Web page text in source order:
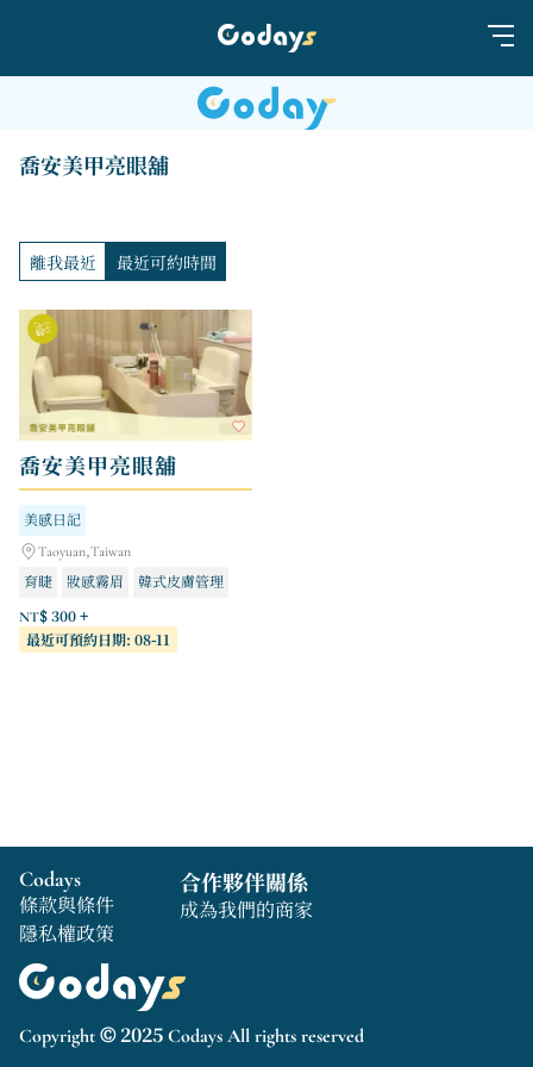
喬安美甲亮眼舖
離我最近 最近可約時間
喬安美甲亮眼舖
美感日記
Taoyuan,Taiwan
育睫
妝感霧眉 韓式皮膚管理
NT$ 300 +
最近可預約日期: 08-11
Copyright © 2025 Codays All rights reserved
Codays
條款與條件
隱私權政策
合作夥伴關係
成為我們的商家